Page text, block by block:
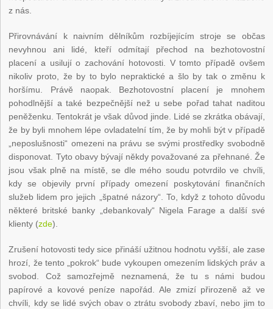
z nás.
Přirovnávání k naivním dělníkům rozbíjejícím stroje se občas
nevyhnou ani lidé, kteří odmítají přechod na bezhotovostní
placení a usilují o zachování hotovosti. V tomto případě ovšem
nikoliv proto, že by to bylo nepraktické a šlo by tak o změnu k
horšímu. Právě naopak. Bezhotovostní placení je mnohem
pohodlnější a také bezpečnější než u sebe pořad tahat naditou
peněženku. Tentokrát je však důvod jinde. Lidé se zkrátka obávají,
že by byli mnohem lépe ovladatelní tím, že by mohli být v případě
„neposlušnosti“ omezeni na právu se svými prostředky svobodně
disponovat. Tyto obavy bývají někdy považované za přehnané. Že
jsou však plně na místě, se dle mého soudu potvrdilo ve chvíli,
kdy se objevily první případy omezení poskytování finančních
služeb lidem pro jejich „špatné názory“. To, když z tohoto důvodu
některé britské banky „debankovaly“ Nigela Farage a další své
klienty (zde).
Zrušení hotovosti tedy sice přináší užitnou hodnotu vyšší, ale zase
hrozí, že tento „pokrok“ bude vykoupen omezením lidských práv a
svobod. Což samozřejmě neznamená, že tu s námi budou
papírové a kovové peníze napořád. Ale zmizí přirozeně až ve
chvíli, kdy se lidé svých obav o ztrátu svobody zbaví, nebo jim to